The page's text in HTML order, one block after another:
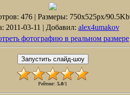
: 476 | Размеры: 750x525px/90.5Kb
: 2011-03-11 | Добавил: alex4umakov
фотографию в реальном размере
Рейтинг: 5.0/1